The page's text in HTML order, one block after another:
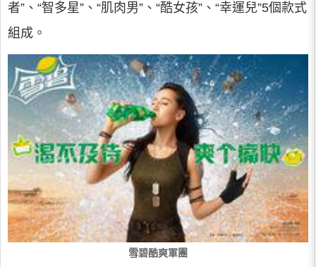
者”、“智多星”、“肌肉男”、“酷女孩”、“幸運兒”5個款式
組成。
雪碧酷爽軍團